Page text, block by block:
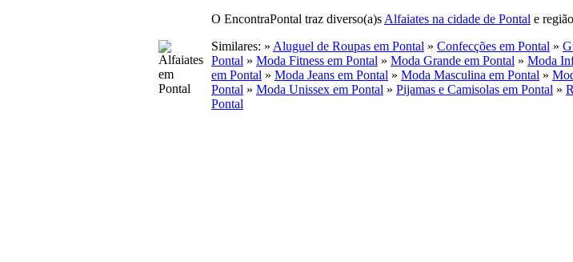
O EncontraPontal traz diverso(a)s Alfaiates na cidade de Pontal e
Similares: » Aluguel de Roupas em Pontal » Confecções em Pontal »
Pontal » Moda Fitness em Pontal » Moda Grande em Pontal » Moda
em Pontal » Moda Jeans em Pontal » Moda Masculina em Pontal »
Pontal » Moda Unissex em Pontal » Pijamas e Camisolas em Pontal »
Pontal